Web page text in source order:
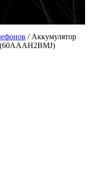
/ Аккумулятор
(60AAAH2BMJ)